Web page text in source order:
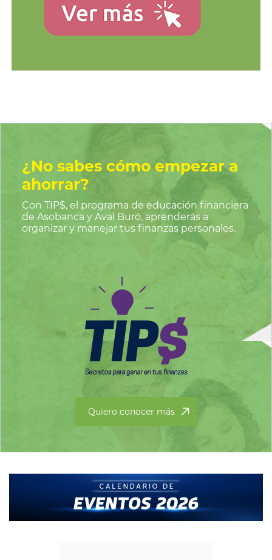
¿No sabes cómo empezar a
ahorrar?
Con TIP$, el programa de educación financiera
de Asobanca y Aval Buró, aprenderás a
organizar y manejar tus finanzas personales.
Quiero conocer más